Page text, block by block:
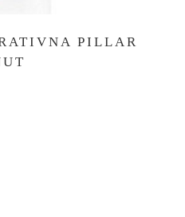
PILLAR